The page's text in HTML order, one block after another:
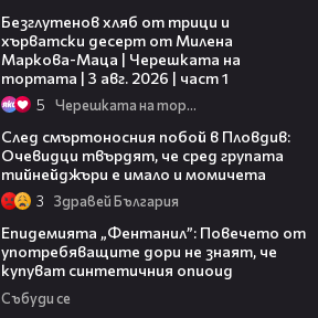
Безглутенов хляб от трици и
хърватски десерт от Милена
Маркова-Маца | Черешката на
тортата | 3 авг. 2026 | част 1
5 Черешката на тортата
След смъртоносния побой в Пловдив:
Очевидци твърдят, че сред групата
тийнейджъри е имало и момичета
3 Здравей България
Епидемията „Фентанил”: Повечето от
употребяващите дори не знаят, че
купуват синтетичния опиоид
Събуди се